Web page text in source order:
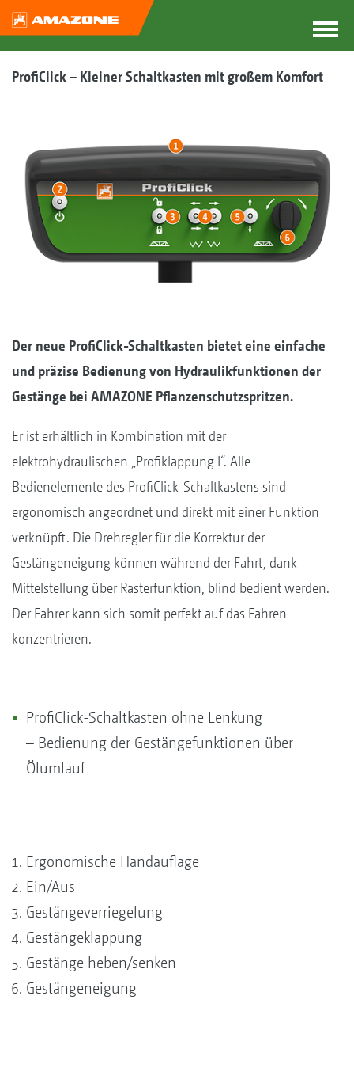
ProfiClick – Kleiner Schaltkasten mit großem Komfort
Der neue ProfiClick-Schaltkasten bietet eine einfache
und präzise Bedienung von Hydraulikfunktionen der
Gestänge bei AMAZONE Pflanzenschutzspritzen.
Er ist erhältlich in Kombination mit der
elektrohydraulischen „Profiklappung I“. Alle
Bedienelemente des ProfiClick-Schaltkastens sind
ergonomisch angeordnet und direkt mit einer Funktion
verknüpft. Die Drehregler für die Korrektur der
Gestängeneigung können während der Fahrt, dank
Mittelstellung über Rasterfunktion, blind bedient werden.
Der Fahrer kann sich somit perfekt auf das Fahren
konzentrieren.
ProfiClick-Schaltkasten ohne Lenkung
– Bedienung der Gestängefunktionen über
Ölumlauf
Ergonomische Handauflage
Ein/Aus
Gestängeverriegelung
Gestängeklappung
Gestänge heben/senken
Gestängeneigung